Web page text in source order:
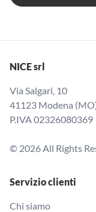
NICE srl
Via Salgari, 10
41123 Modena
P.IVA 02326080369
© 2026 All Rights
Servizio clienti
Chi siamo